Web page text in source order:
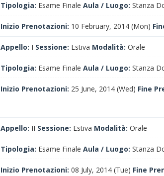
Tipologia: Esame Finale Aula / Luogo: Stanza
Inizio Prenotazioni: 10 February, 2014 (Mon)
Appello: I Sessione: Estiva Modalità: Orale
Tipologia: Esame Finale Aula / Luogo: Stanza
Inizio Prenotazioni: 25 June, 2014 (Wed) Fine
Appello: II Sessione: Estiva Modalità: Orale
Tipologia: Esame Finale Aula / Luogo: Stanza
Inizio Prenotazioni: 08 July, 2014 (Tue) Fine